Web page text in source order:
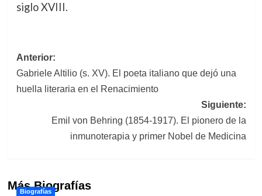
siglo XVIII.
Navegación
de
Anterior:
Gabriele Altilio (s. XV). El poeta italiano que dejó una
huella literaria en el Renacimiento
Siguiente:
Emil von Behring (1854-1917). El pionero de la
inmunoterapia y primer Nobel de Medicina
Más Biografías
Biografías